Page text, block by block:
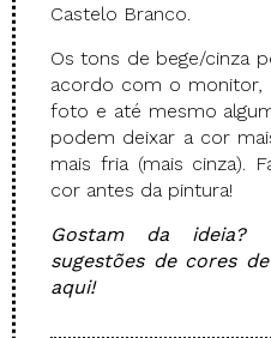
Castelo Branco.
Os tons de bege/cinza
acordo com o monitor,
foto e até mesmo
podem deixar a cor
mais fria (mais cinza).
cor antes da pintura!
Gostam da ideia?
sugestões de cores
aqui!